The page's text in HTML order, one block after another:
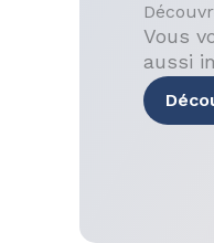
Vous
aussi